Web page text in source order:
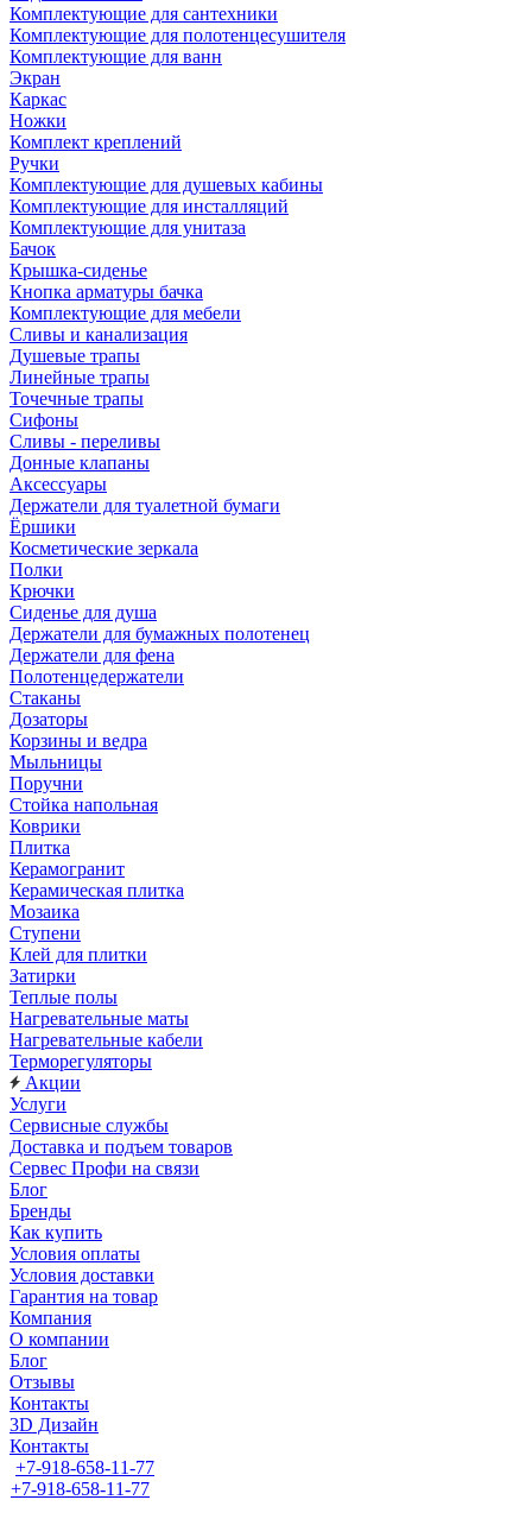
Комплектующие для сантехники
Комплектующие для полотенцесушителя
Комплектующие для ванн
Экран
Каркас
Ножки
Комплект креплений
Ручки
Комплектующие для душевых кабины
Комплектующие для инсталляций
Комплектующие для унитаза
Бачок
Крышка-сиденье
Кнопка арматуры бачка
Комплектующие для мебели
Сливы и канализация
Душевые трапы
Линейные трапы
Точечные трапы
Сифоны
Сливы - переливы
Донные клапаны
Аксессуары
Держатели для туалетной бумаги
Ёршики
Косметические зеркала
Полки
Крючки
Сиденье для душа
Держатели для бумажных полотенец
Держатели для фена
Полотенцедержатели
Стаканы
Дозаторы
Корзины и ведра
Мыльницы
Поручни
Стойка напольная
Коврики
Плитка
Керамогранит
Керамическая плитка
Мозаика
Ступени
Клей для плитки
Затирки
Теплые полы
Нагревательные маты
Нагревательные кабели
Терморегуляторы
Акции
Услуги
Сервисные службы
Доставка и подъем товаров
Сервес Профи на связи
Блог
Бренды
Как купить
Условия оплаты
Условия доставки
Гарантия на товар
Компания
О компании
Блог
Отзывы
Контакты
3D Дизайн
Контакты
+7-918-658-11-77
+7-918-658-11-77